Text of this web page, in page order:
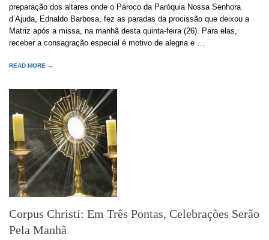
preparação dos altares onde o Pároco da Paróquia Nossa Senhora
d’Ajuda, Ednaldo Barbosa, fez as paradas da procissão que deixou a
Matriz após a missa, na manhã desta quinta-feira (26). Para elas,
receber a consagração especial é motivo de alegria e …
READ MORE →
Corpus Christi: Em Três Pontas, Celebrações Serão
Pela Manhã